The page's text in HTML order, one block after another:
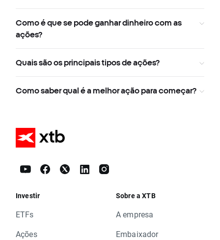
Como é que se pode ganhar dinheiro com as
ações?
Quais são os principais tipos de ações?
Como saber qual é a melhor ação para começar?
Investir
ETFs
Ações
Sobre a XTB
A empresa
Embaixador